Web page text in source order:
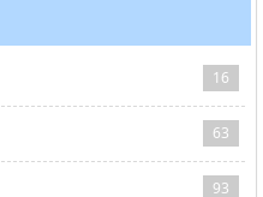
16
63
93